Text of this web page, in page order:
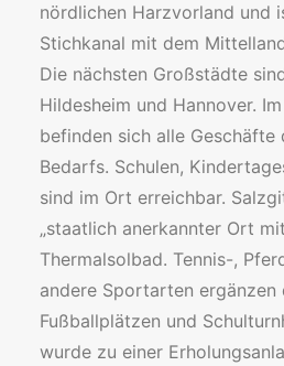
nördlichen Harzvorland und
Stichkanal mit dem
Die nächsten Großstädte
Hildesheim und Hannover.
befinden sich alle Geschäfte
Bedarfs. Schulen,
sind im Ort erreichbar.
„staatlich anerkannter Ort
Thermalsolbad. Tennis-,
andere Sportarten ergänzen
Fußballplätzen und
wurde zu einer